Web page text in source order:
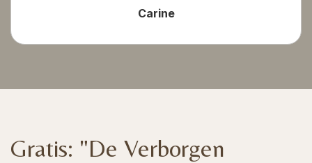
Carine
Gratis: "De Verborgen